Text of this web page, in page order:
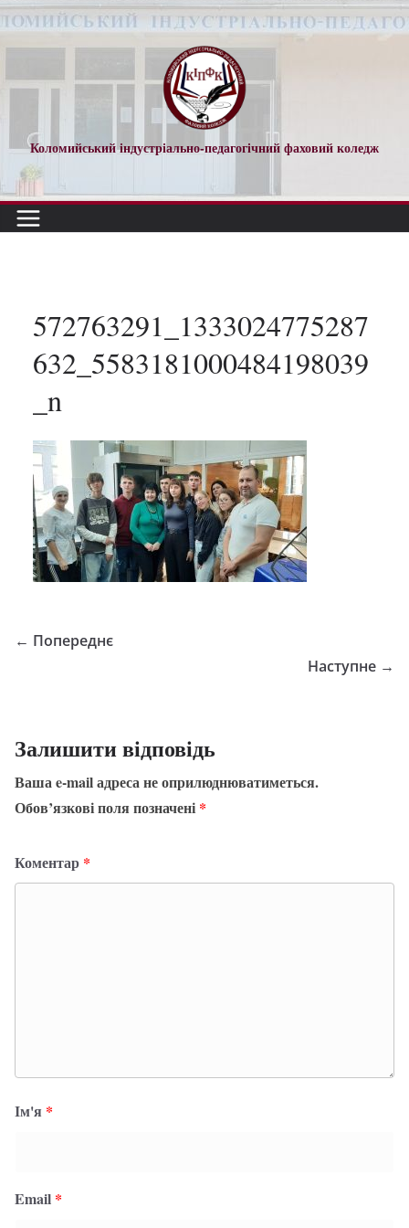
Перейти
до
Коломийський індустріально-педагогічний фаховий коледж
572763291_1333024775287
632_5583181000484198039
_n
← Попереднє
Наступне →
Залишити відповідь
Ваша e-mail адреса не оприлюднюватиметься.
Обов’язкові поля позначені *
Коментар *
Ім'я *
Email *